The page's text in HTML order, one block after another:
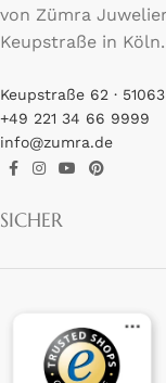
von Zümra
Keupstraße in Köln.
Keupstraße 62 ·
+49 221 34 66 9999
info@zumra.de
SICHER